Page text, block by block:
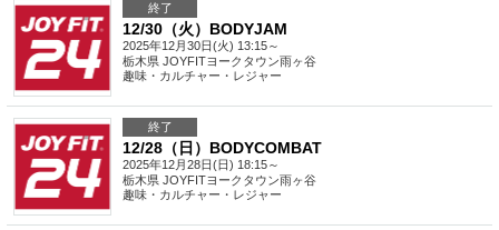
終了
12/30（火）BODYJAM
2025年12月30日(火) 13:15～
栃木県 JOYFITヨークタウン雨ヶ谷
趣味・カルチャー・レジャー
終了
12/28（日）BODYCOMBAT
2025年12月28日(日) 18:15～
栃木県 JOYFITヨークタウン雨ヶ谷
趣味・カルチャー・レジャー